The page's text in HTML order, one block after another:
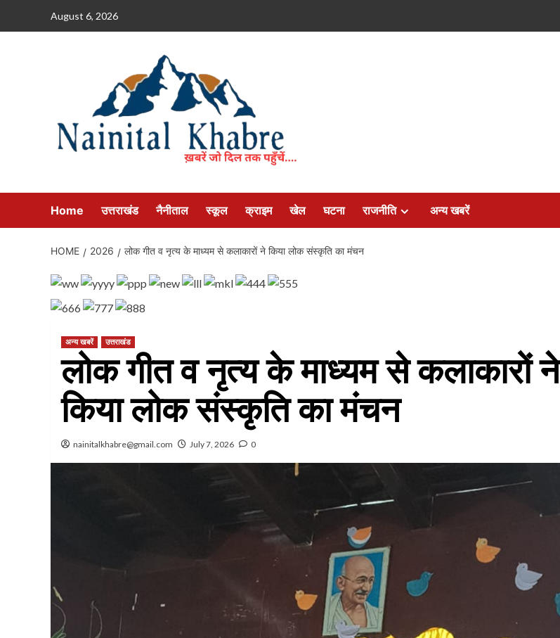
August 6, 2026
Home उत्तराखंड नैनीताल स्कूल क्राइम खेल घटना राजनीति अन्य खबरें
HOME 2026 लोक गीत व नृत्य के माध्यम से कलाकारों ने किया लोक संस्कृति का मंचन
अन्य खबरें उत्तराखंड
लोक गीत व नृत्य के माध्यम से कलाकारों ने
किया लोक संस्कृति का मंचन
nainitalkhabre@gmail.com July 7, 2026 0